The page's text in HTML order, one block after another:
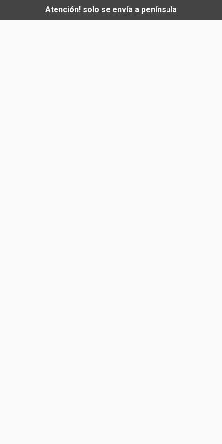
Atención! solo se envía a península